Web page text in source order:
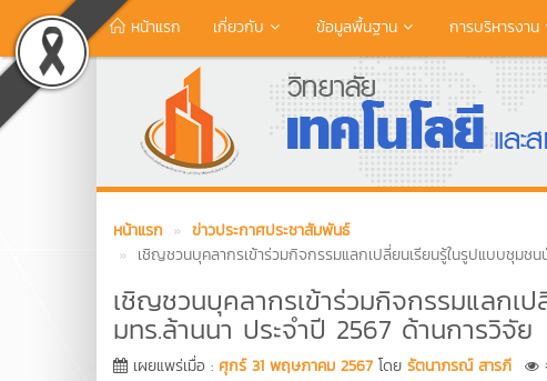
หน้าแรก เกี่ยวกับ ข้อมูลพื้นฐาน การบริหารงาน
หน้าแรก
ข่าวประกาศประชาสัมพันธ์
เชิญชวนบุคลากรเข้าร่วมกิจกรรมแลกเปลี่ยนเรียนรู้ในรูปแบบชุม
เชิญชวนบุคลากรเข้าร่วมกิจกรรมแลกเ
มทร.ล้านนา ประจำปี 2567 ด้านการวิจัย
เผยแพร่เมื่อ : ศุกร์ 31 พฤษภาคม 2567 โดย รัตนาภรณ์ สารภี